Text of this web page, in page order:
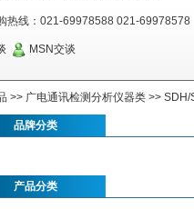
热线：021-69978588 021-69978578
MSN交谈
>> 广电通讯检测分析仪器类 >> SDH/
品牌分类
产品分类